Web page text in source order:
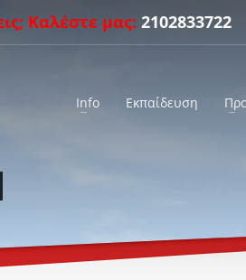
Καλέστε μας: 2102833722
Info Εκπαίδευση